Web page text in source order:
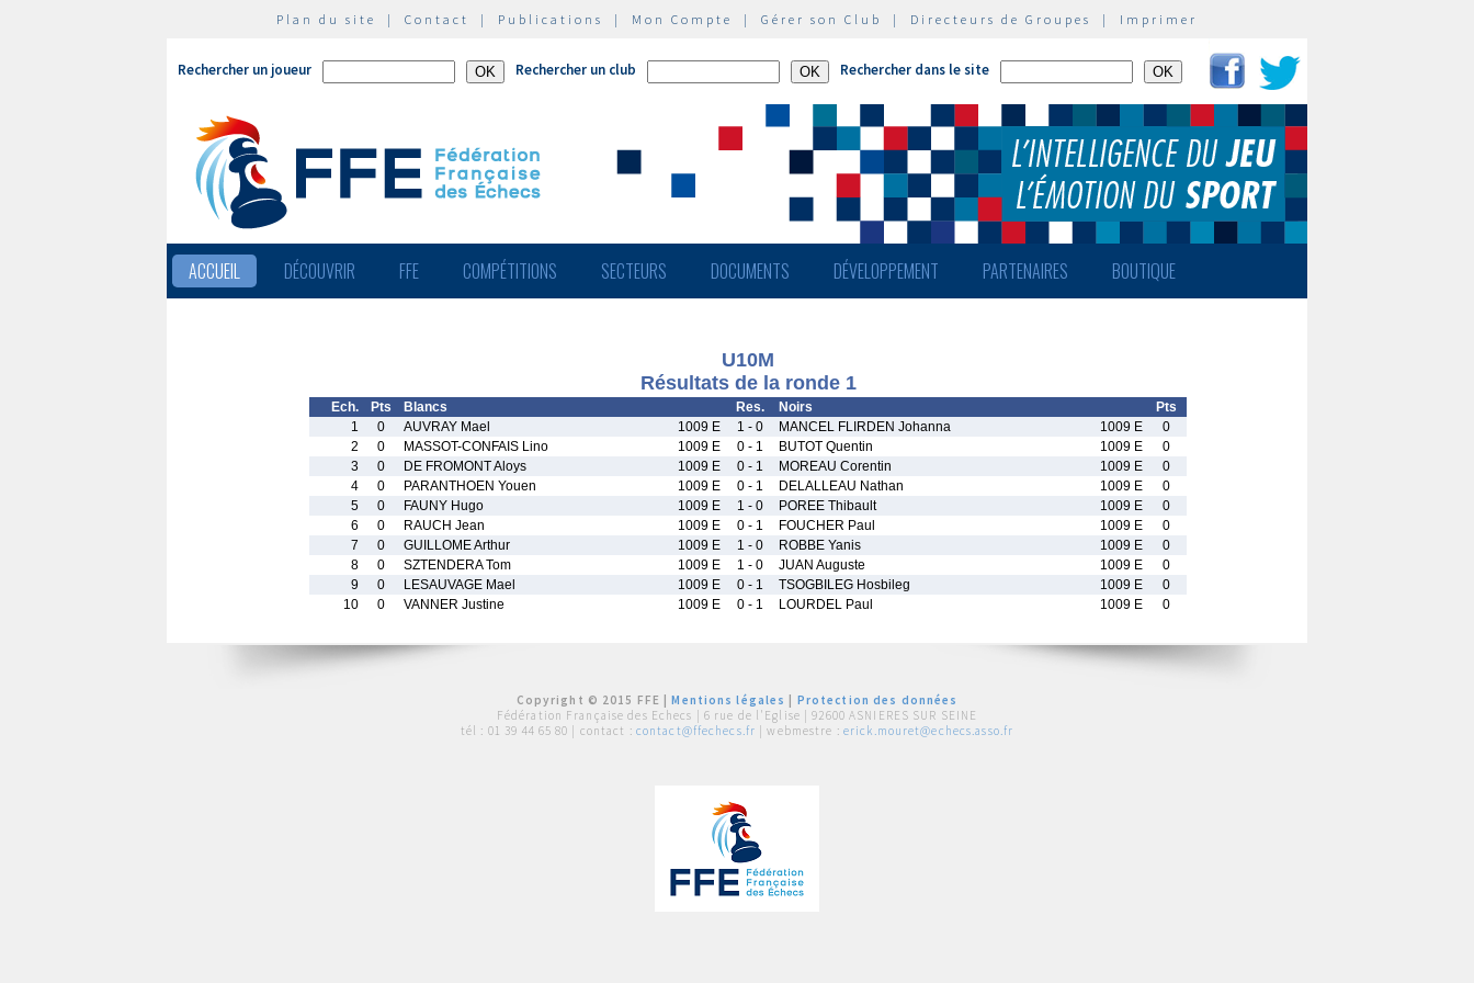
Plan du site | Contact | Publications | Mon Compte | Gérer son Club | Directeurs de Groupes | Imprimer
Rechercher un joueur Rechercher un club Rechercher dans le site
ACCUEIL DÉCOUVRIR FFE COMPÉTITIONS SECTEURS DOCUMENTS DÉVELOPPEMENT PARTENAIRES BOUTIQUE
U10M
Résultats de la ronde 1
Ech. Pts Blancs Res. Noirs
Pts
1
0 AUVRAY Mael 1009 E 1 - 0 MANCEL FLIRDEN Johanna 1009 E
0
2
0 MASSOT-CONFAIS Lino 1009 E 0 - 1 BUTOT Quentin 1009 E
0
3
0 DE FROMONT Aloys 1009 E 0 - 1 MOREAU Corentin 1009 E
0
4
0 PARANTHOEN Youen 1009 E 0 - 1 DELALLEAU Nathan 1009 E
0
5
0 FAUNY Hugo 1009 E 1 - 0 POREE Thibault 1009 E
0
6
0 RAUCH Jean 1009 E 0 - 1 FOUCHER Paul 1009 E
0
7
0 GUILLOME Arthur 1009 E 1 - 0 ROBBE Yanis 1009 E
0
8
0 SZTENDERA Tom 1009 E 1 - 0 JUAN Auguste 1009 E
0
9
0 LESAUVAGE Mael 1009 E 0 - 1 TSOGBILEG Hosbileg 1009 E
0
10
0 VANNER Justine 1009 E 0 - 1 LOURDEL Paul 1009 E 0
Copyright © 2015 FFE |Mentions légales
Protection des données
Fédération Française des Echecs | 6 rue de l'Eglise | 92600 ASNIERES SUR SEINE
tél : 01 39 44 65 80 | contact : contact@ffechecs.fr | webmestre : erick.mouret@echecs.asso.fr